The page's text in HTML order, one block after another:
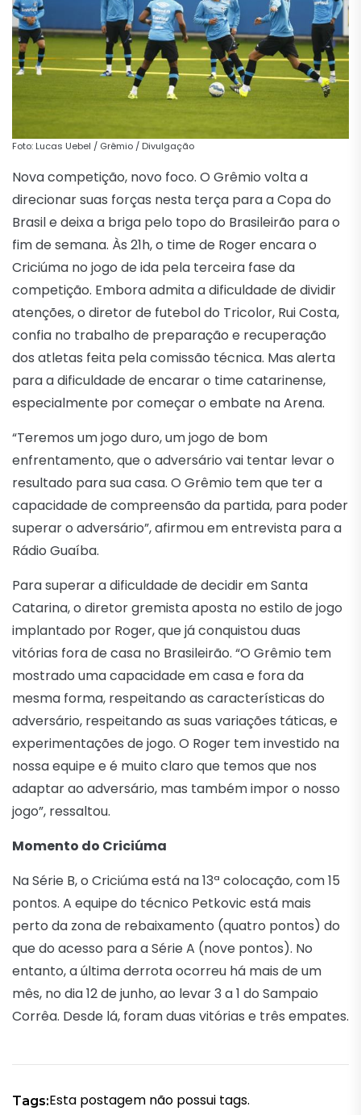
Foto: Lucas Uebel / Grêmio / Divulgação
Nova competição, novo foco. O Grêmio volta a
direcionar suas forças nesta terça para a Copa do
Brasil e deixa a briga pelo topo do Brasileirão para o
fim de semana. Às 21h, o time de Roger encara o
Criciúma no jogo de ida pela terceira fase da
competição. Embora admita a dificuldade de dividir
atenções, o diretor de futebol do Tricolor, Rui Costa,
confia no trabalho de preparação e recuperação
dos atletas feita pela comissão técnica. Mas alerta
para a dificuldade de encarar o time catarinense,
especialmente por começar o embate na Arena.
“Teremos um jogo duro, um jogo de bom
enfrentamento, que o adversário vai tentar levar o
resultado para sua casa. O Grêmio tem que ter a
capacidade de compreensão da partida, para poder
superar o adversário”, afirmou em entrevista para a
Rádio Guaíba.
Para superar a dificuldade de decidir em Santa
Catarina, o diretor gremista aposta no estilo de jogo
implantado por Roger, que já conquistou duas
vitórias fora de casa no Brasileirão. “O Grêmio tem
mostrado uma capacidade em casa e fora da
mesma forma, respeitando as características do
adversário, respeitando as suas variações táticas, e
experimentações de jogo. O Roger tem investido na
nossa equipe e é muito claro que temos que nos
adaptar ao adversário, mas também impor o nosso
jogo”, ressaltou.
Momento do Criciúma
Na Série B, o Criciúma está na 13ª colocação, com 15
pontos. A equipe do técnico Petkovic está mais
perto da zona de rebaixamento (quatro pontos) do
que do acesso para a Série A (nove pontos). No
entanto, a última derrota ocorreu há mais de um
mês, no dia 12 de junho, ao levar 3 a 1 do Sampaio
Corrêa. Desde lá, foram duas vitórias e três empates.
Tags:Esta postagem não possui tags.